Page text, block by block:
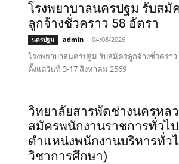
โรงพยาบาลนครปฐม รับสมั
ลูกจ้างชั่วคราว 58 อัตรา
นครปฐม admin - 04/08/2026
โรงพยาบาลนครปฐม รับสมัครลูกจ้างชั่วคราว
ตั้งแต่วันที่ 3-17 สิงหาคม 2569
วิทยาลัยสารพัดช่างนครหลว
สมัครพนักงานราชการทั่วไป
ตำแหน่งพนักงานบริหารทั่ว
วิชาการศึกษา)